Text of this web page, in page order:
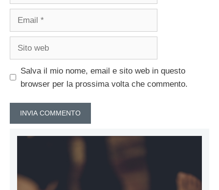
Email
Sito
Salva il mio nome, email e sito web in questo
browser per la prossima volta che commento.